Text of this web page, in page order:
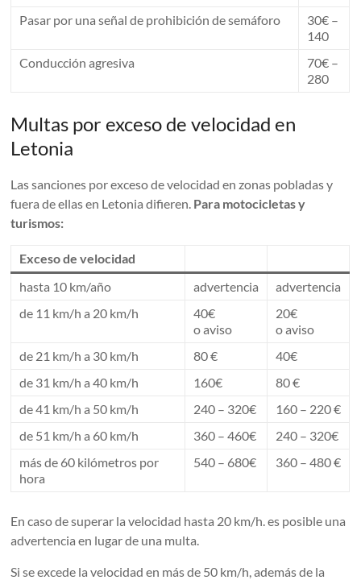
Pasar por una señal de prohibición de semáforo
30€ –
140
Conducción agresiva
70€ –
280
Multas por exceso de velocidad en
Letonia
Las sanciones por exceso de velocidad en zonas pobladas y
fuera de ellas en Letonia difieren. Para motocicletas y
turismos:
Exceso de velocidad
hasta 10 km/año
advertencia
advertencia
de 11 km/h a 20 km/h
40€
o aviso
20€
o aviso
de 21 km/h a 30 km/h
80 €
40€
de 31 km/h a 40 km/h
160€
80 €
de 41 km/h a 50 km/h
240 – 320€
160 – 220 €
de 51 km/h a 60 km/h
360 – 460€
240 – 320€
más de 60 kilómetros por
hora
540 – 680€ 360 – 480 €
En caso de superar la velocidad hasta 20 km/h. es posible una
advertencia en lugar de una multa.
Si se excede la velocidad en más de 50 km/h, además de la